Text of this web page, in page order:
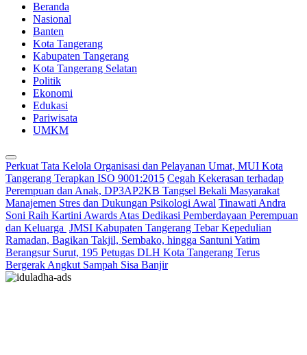
Beranda
Nasional
Banten
Kota Tangerang
Kabupaten Tangerang
Kota Tangerang Selatan
Politik
Ekonomi
Edukasi
Pariwisata
UMKM
Perkuat Tata Kelola Organisasi dan Pelayanan Umat, MUI Kota
Tangerang Terapkan ISO 9001:2015 Cegah Kekerasan terhadap
Perempuan dan Anak, DP3AP2KB Tangsel Bekali Masyarakat
Manajemen Stres dan Dukungan Psikologi Awal Tinawati Andra
Soni Raih Kartini Awards Atas Dedikasi Pemberdayaan Perempuan
dan Keluarga JMSI Kabupaten Tangerang Tebar Kepedulian
Ramadan, Bagikan Takjil, Sembako, hingga Santuni Yatim
Berangsur Surut, 195 Petugas DLH Kota Tangerang Terus
Bergerak Angkut Sampah Sisa Banjir